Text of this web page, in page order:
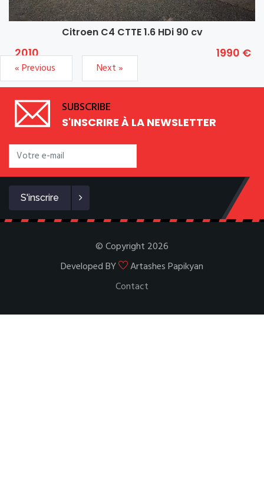
Citroen C4 CTTE 1.6 HDi 90 cv
2010 1990 €
« Previous Next »
SUBSCRIBE
S'INSCRIRE À LA NEWSLETTER
S'inscrire
© Copyright 2026
Developed BY
Artashes Papikyan
Contact